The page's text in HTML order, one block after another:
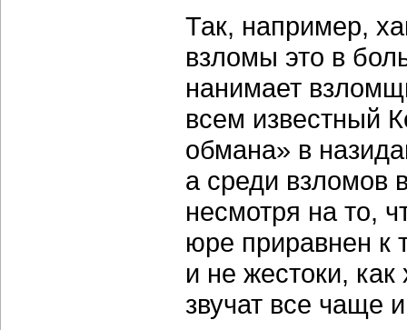
Так, например,
взломы это в
нанимает
всем известный
обмана» в
а среди взломов
несмотря на то,
юре приравнен к
и не жестоки,
звучат все чаще